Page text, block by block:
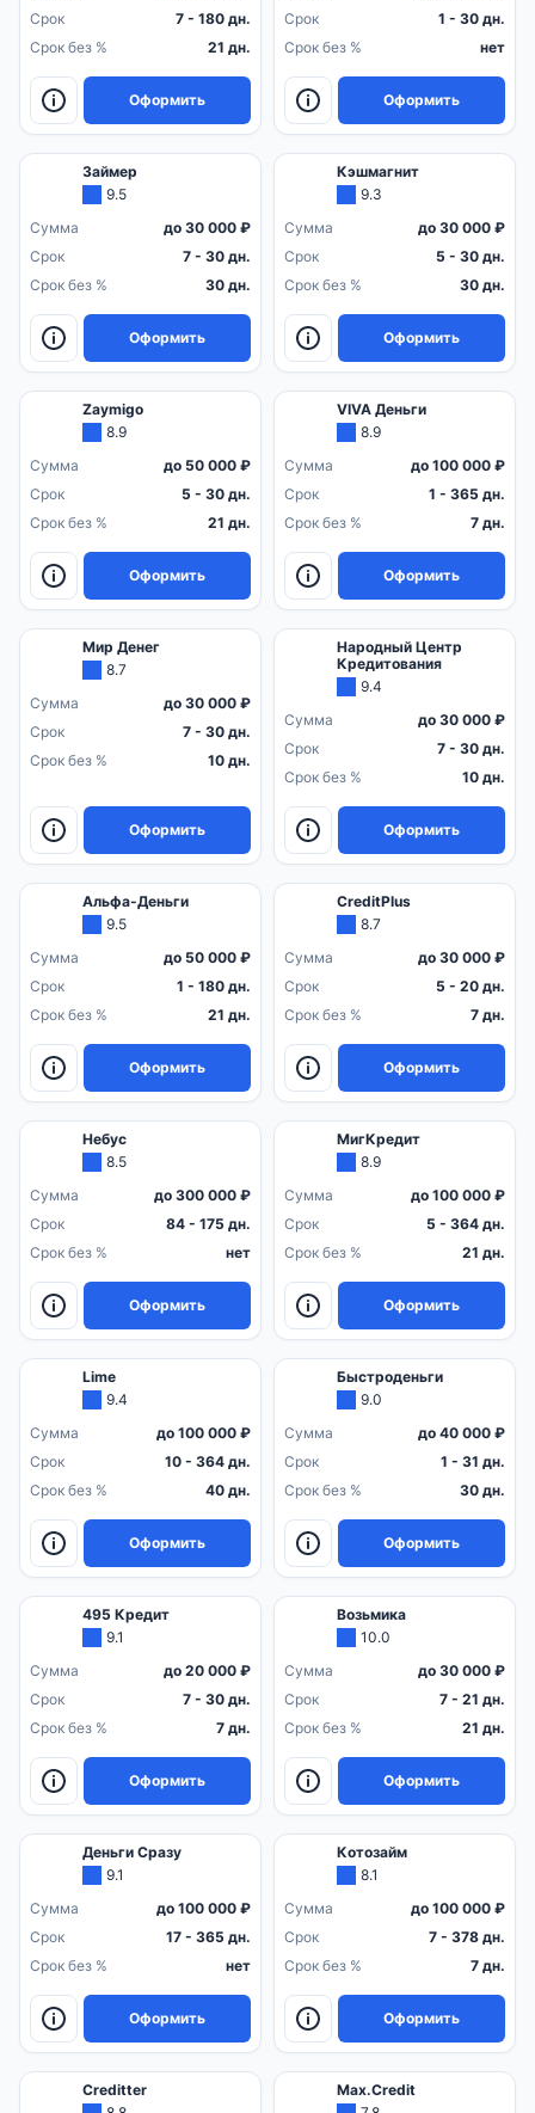
Срок
7 - 180 дн.
Срок без %
21 дн.
Оформить
Срок
1 - 30 дн.
Срок без %
нет
Оформить
Займер
9.5
Сумма
до 30 000 ₽
Срок
7 - 30 дн.
Срок без %
30 дн.
Оформить
Кэшмагнит
9.3
Сумма
до 30 000 ₽
Срок
5 - 30 дн.
Срок без %
30 дн.
Оформить
Zaymigo
8.9
Сумма
до 50 000 ₽
Срок
5 - 30 дн.
Срок без %
21 дн.
Оформить
VIVA Деньги
8.9
Сумма
до 100 000 ₽
Срок
1 - 365 дн.
Срок без %
7 дн.
Оформить
Мир Денег
8.7
Сумма
до 30 000 ₽
Срок
7 - 30 дн.
Срок без %
10 дн.
Оформить
Народный Центр
Кредитования
9.4
Сумма
до 30 000 ₽
Срок
7 - 30 дн.
Срок без %
10 дн.
Оформить
Альфа-Деньги
9.5
Сумма
до 50 000 ₽
Срок
1 - 180 дн.
Срок без %
21 дн.
Оформить
CreditPlus
8.7
Сумма
до 30 000 ₽
Срок
5 - 20 дн.
Срок без %
7 дн.
Оформить
Небус
8.5
Сумма
до 300 000 ₽
Срок
84 - 175 дн.
Срок без %
нет
Оформить
МигКредит
8.9
Сумма
до 100 000 ₽
Срок
5 - 364 дн.
Срок без %
21 дн.
Оформить
Lime
9.4
Сумма
до 100 000 ₽
Срок
10 - 364 дн.
Срок без %
40 дн.
Оформить
Быстроденьги
9.0
Сумма
до 40 000 ₽
Срок
1 - 31 дн.
Срок без %
30 дн.
Оформить
495 Кредит
9.1
Сумма
до 20 000 ₽
Срок
7 - 30 дн.
Срок без %
7 дн.
Оформить
Возьмика
10.0
Сумма
до 30 000 ₽
Срок
7 - 21 дн.
Срок без %
21 дн.
Оформить
Деньги Сразу
9.1
Сумма
до 100 000 ₽
Срок
17 - 365 дн.
Срок без %
нет
Оформить
Котозайм
8.1
Сумма
до 100 000 ₽
Срок
7 - 378 дн.
Срок без %
7 дн.
Оформить
Creditter
Max.Credit